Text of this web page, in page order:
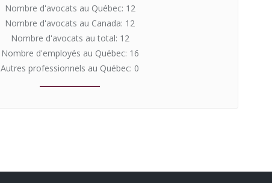
Nombre d'avocats au Québec: 12
Nombre d'avocats au Canada: 12
Nombre d'avocats au total: 12
Nombre d'employés au Québec: 16
Autres professionnels au Québec: 0